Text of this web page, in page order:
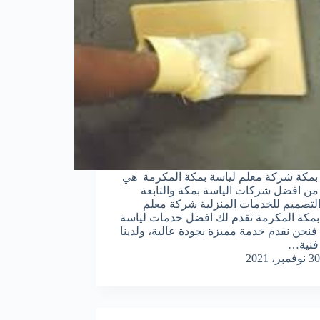
شركة معلم لياسة بمكة المكرمة هي
افضل شركات الياسة بمكة والتابعة
للخدمات المنزلية شركة معلم
بمكة المكرمة تقدم لك افضل خدمات لياسة
فنحن نقدم خدمة مميزة بجودة عالية، ولدينا
فنية…
30 نوفمبر، 2021